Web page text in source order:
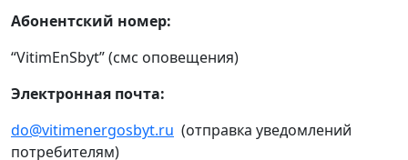
Абонентский номер:
“VitimEnSbyt” (смс оповещения)
Электронная почта:
do@vitimenergosbyt.ru (отправка уведомлений
потребителям)